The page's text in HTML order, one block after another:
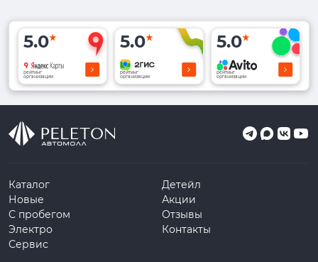
5.0
рейтинг
организации
5.0
рейтинг
организации
5.0
рейтинг
организации
Каталог
Новые
С пробегом
Электро
Сервис
Детейл
Акции
Отзывы
Контакты